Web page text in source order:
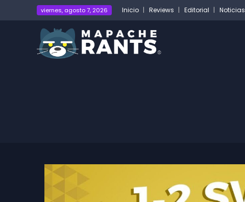
viernes, agosto 7, 2026 Inicio Reviews Editorial Noticias